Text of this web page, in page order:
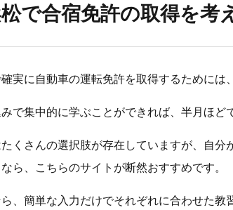
で合宿免許の取得を考
実に自動車の運転免許を取得するためには
で集中的に学ぶことができれば、半月ほど
くさんの選択肢が存在していますが、自
ら、こちらのサイトが断然おすすめです。
、簡単な入力だけでそれぞれに合わせた教